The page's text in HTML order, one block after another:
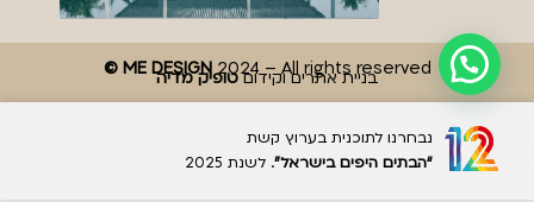
© ME DESIGN2024 – All rights reserved
בניית אתרים וקידוםטופיק מדיה
נבחרנו לתוכנית בערוץ קשת
“הבתים היפים בישראל”. לשנת 2025